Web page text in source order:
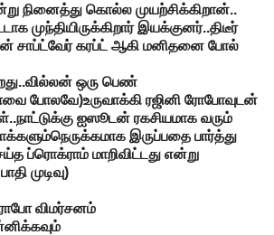
நினைத்து கொல்ல முயற்சிக்கிறான்..
முந்தியிருக்கிறார் இயக்குனர்..திடீர்
சாப்ட்வேர் கரப்ட் ஆகி மனிதனை போல்
ஒரு பெண்
போலவே)உருவாக்கி ரஜினி ரோபோவுடன்
ஐஸூடன் ரகசியமாக வரும்
இருப்பதை பார்த்து
ப்ரொக்ராம் மாறிவிட்டது என்று
முடிவு)
விமர்சனம்